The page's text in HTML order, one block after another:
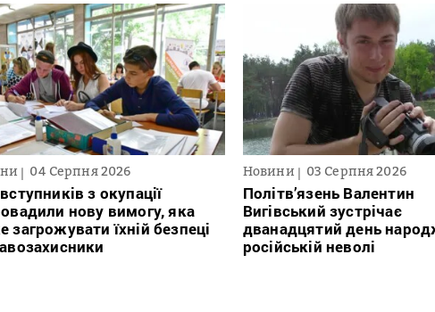
04 Серпня 2026
з окупації
нову вимогу, яка
загрожувати їхній безпеці
Новини 03 Серпня 2026
Політв’язень Валентин
Вигівський зустрічає
дванадцятий день
російській неволі